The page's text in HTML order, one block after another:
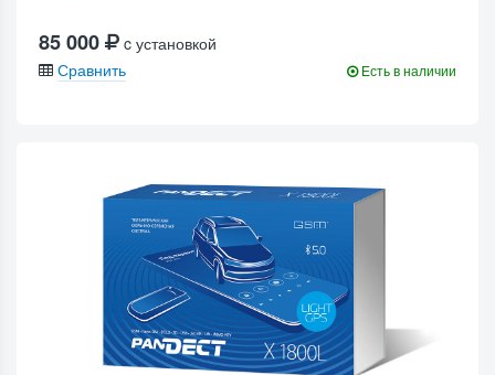
85 000
c установкой
Сравнить
Есть в наличии